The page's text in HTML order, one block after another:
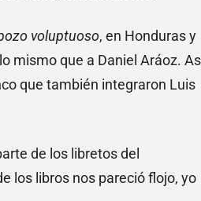
voluptuoso, en Honduras y
mismo que a Daniel Aráoz.
que también integraron Luis
de los libretos del
los libros nos pareció flojo, yo